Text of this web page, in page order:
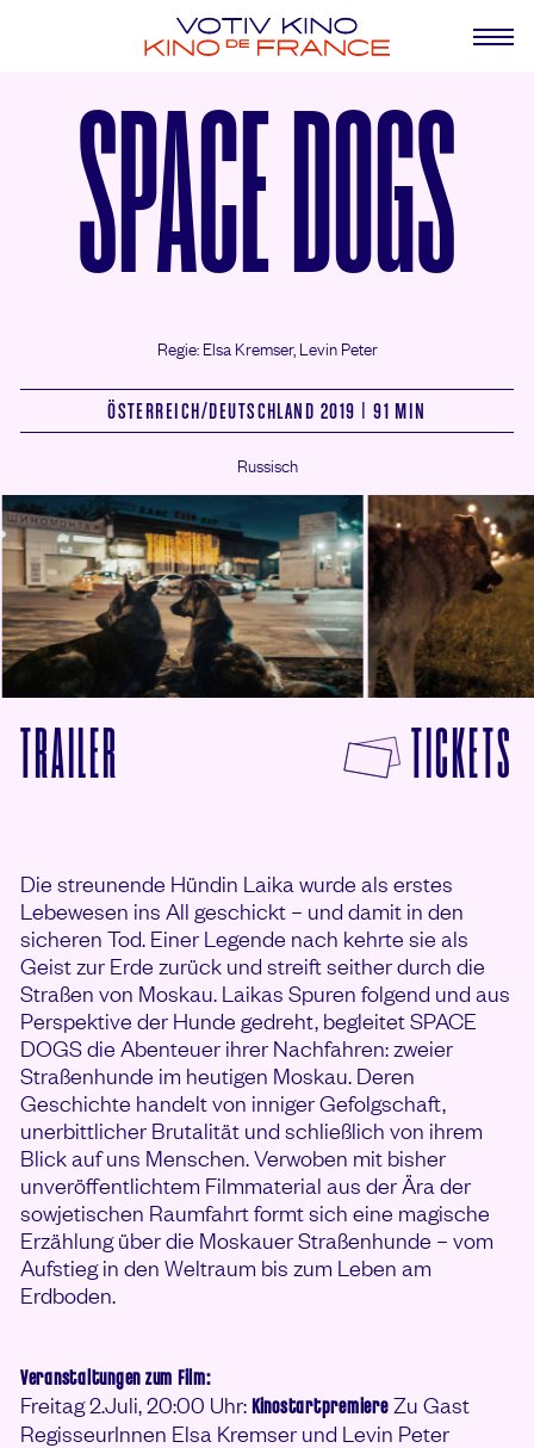
SPACE DOGS
Regie: Elsa Kremser, Levin Peter
ÖSTERREICH/DEUTSCHLAND 2019 | 91 MIN
Russisch
TRAILER
TICKETS
Die streunende Hündin Laika wurde als erstes
Lebewesen ins All geschickt – und damit in den
sicheren Tod. Einer Legende nach kehrte sie als
Geist zur Erde zurück und streift seither durch die
Straßen von Moskau. Laikas Spuren folgend und aus
Perspektive der Hunde gedreht, begleitet SPACE
DOGS die Abenteuer ihrer Nachfahren: zweier
Straßenhunde im heutigen Moskau. Deren
Geschichte handelt von inniger Gefolgschaft,
unerbittlicher Brutalität und schließlich von ihrem
Blick auf uns Menschen. Verwoben mit bisher
unveröffentlichtem Filmmaterial aus der Ära der
sowjetischen Raumfahrt formt sich eine magische
Erzählung über die Moskauer Straßenhunde – vom
Aufstieg in den Weltraum bis zum Leben am
Erdboden.
Veranstaltungen zum Film:
Freitag 2.Juli, 20:00 Uhr:KinostartpremiereZu Gast
RegisseurInnen Elsa Kremser und Levin Peter